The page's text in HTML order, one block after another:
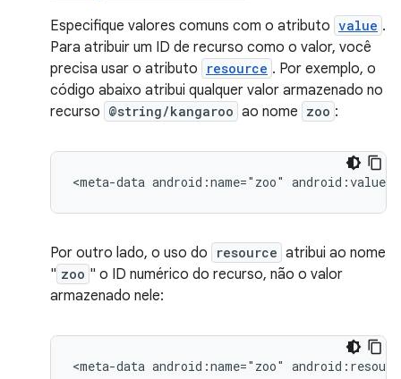
Especifique valores comuns com o atributo value .
Para atribuir um ID de recurso como o valor, você
precisa usar o atributo
resource . Por exemplo, o
código abaixo atribui qualquer valor armazenado no
recurso @string/kangaroo ao nome zoo :
<meta-data android:name="zoo"
Por outro lado, o uso do resource atribui ao nome
" zoo " o ID numérico do recurso, não o valor
armazenado nele:
<meta-data android:name="zoo"